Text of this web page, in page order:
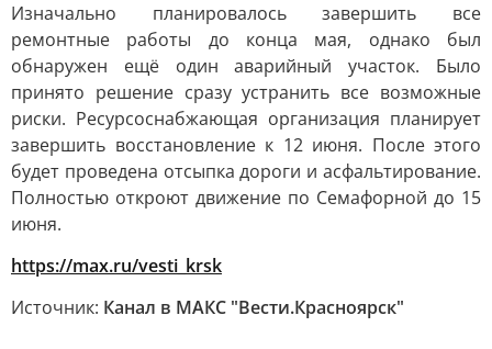
Изначально планировалось завершить все
ремонтные работы до конца мая, однако был
обнаружен ещё один аварийный участок. Было
принято решение сразу устранить все возможные
риски. Ресурсоснабжающая организация планирует
завершить восстановление к 12 июня. После этого
будет проведена отсыпка дороги и асфальтирование.
Полностью откроют движение по Семафорной до 15
июня.
https://max.ru/vesti_krsk
Источник: Канал в МАКС "Вести.Красноярск"